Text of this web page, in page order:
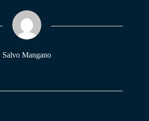
Salvo Mangano